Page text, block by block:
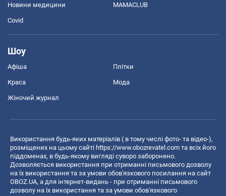
Новини медицини MAMACLUB
Covid
Шоу
Афіша Плітки
Краса Мода
Жіночий журнал
Використання будь-яких матеріалів ( в тому числі фото- та відео-),
розміщених на цьому сайті https://www.obozrevatel.com та всіх його
піддоменах, в будь-якому вигляді суворо заборонено.
Дозволяється використання при отриманні письмового дозволу
на їх використання та за умови обов'язкового посилання на сайт
OBOZ.UA, а для інтернет-видань - при отриманні письмового
дозволу на їх використання та за умови обов'язкового